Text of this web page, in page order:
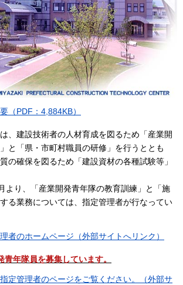
（PDF：4,884KB）
、建設技術者の人材育成を図るため「産業開
と「県・市町村職員の研修」を行うととも
の確保を図るため「建設資材の各種試験等」
より、「産業開発青年隊の教育訓練」と「施
る業務については、指定管理者が行なってい
者のホームページ（外部サイトへリンク）
年隊員を募集しています。
定管理者のページをご覧ください。（外部サ